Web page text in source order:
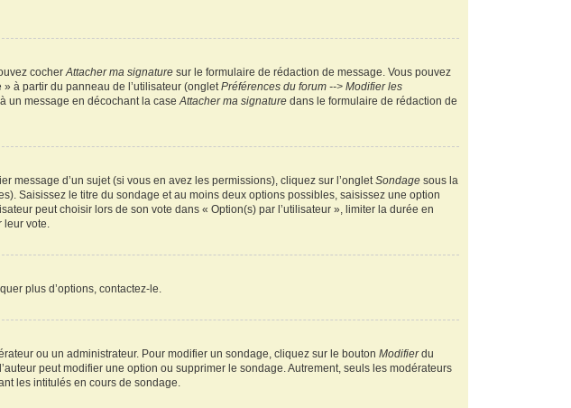
cocherAttacher ma signature sur le formulaire de rédaction de message. Vous pouvez
à partir du panneau de l’utilisateur (ongletPréférences du forum --> Modifier les
un message en décochant la caseAttacher ma signature dans le formulaire de rédaction de
message d’un sujet (si vous en avez les permissions), cliquez sur l’ongletSondage sous la
Saisissez le titre du sondage et au moins deux options possibles, saisissez une option
peut choisir lors de son vote dans « Option(s) par l’utilisateur », limiter la durée en
leur vote.
plus d’options, contactez-le.
ou un administrateur. Pour modifier un sondage, cliquez sur le boutonModifierdu
peut modifier une option ou supprimer le sondage. Autrement, seuls les modérateurs
les intitulés en cours de sondage.